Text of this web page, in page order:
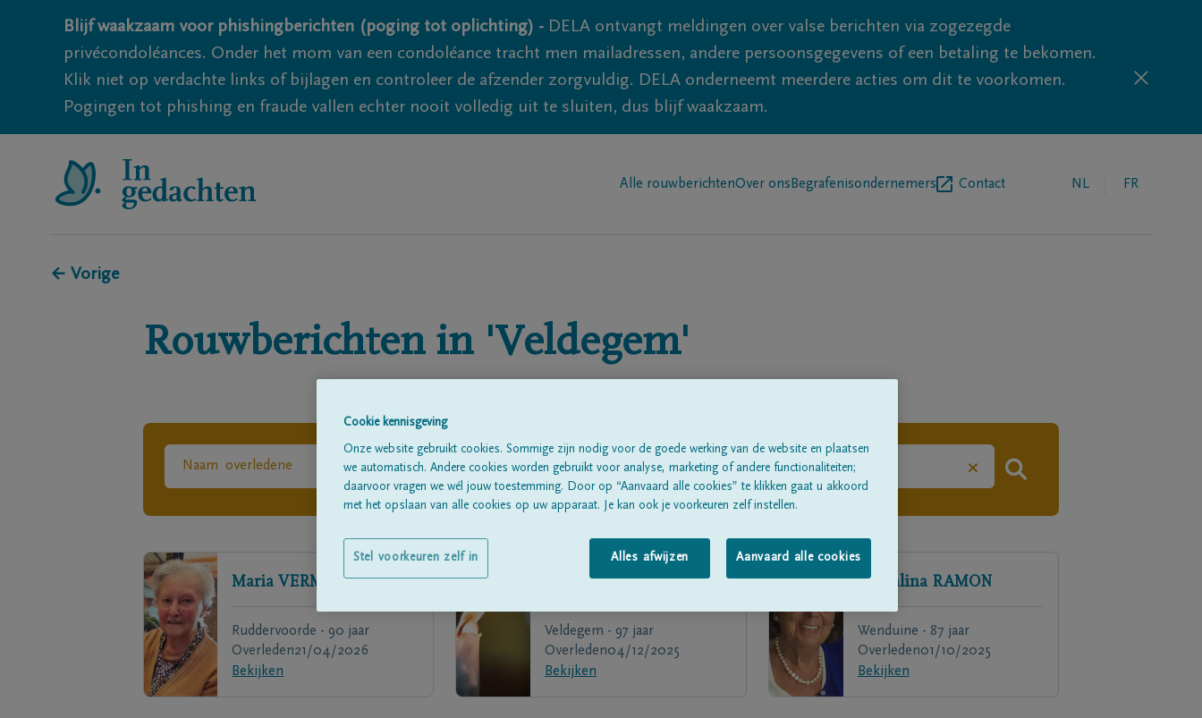
Blijf waakzaam voor phishingberichten (poging tot oplichting) - DELA ontvangt meldingen over valse berichten via zogezegde
privécondoléances. Onder het mom van een condoléance tracht men mailadressen, andere persoonsgegevens of een betaling te bekomen.
Klik niet op verdachte links of bijlagen en controleer de afzender zorgvuldig. DELA onderneemt meerdere acties om dit te voorkomen.
Pogingen tot phishing en fraude vallen echter nooit volledig uit te sluiten, dus blijf waakzaam.
Alle rouwberichtenOver ons Begrafenisondernemers Contact NL FR
← Vorige
Rouwberichten in 'Veldegem'
×
Maria VERMAUT
Ruddervoorde - 90 jaar
Overleden21/04/2026
Bekijken
DELAERE
Veldegem - 97 jaar
Overleden04/12/2025
Bekijken
Cathalina RAMON
Wenduine - 87 jaar
Overleden01/10/2025
Bekijken
Cookie kennisgeving
Onze website gebruikt cookies. Sommige zijn nodig voor de goede werking van de website en plaatsen
we automatisch. Andere cookies worden gebruikt voor analyse, marketing of andere functionaliteiten;
daarvoor vragen we wél jouw toestemming. Door op “Aanvaard alle cookies” te klikken gaat u akkoord
met het opslaan van alle cookies op uw apparaat. Je kan ook je voorkeuren zelf instellen.
Alles afwijzen Aanvaard alle cookies
Stel voorkeuren zelf in